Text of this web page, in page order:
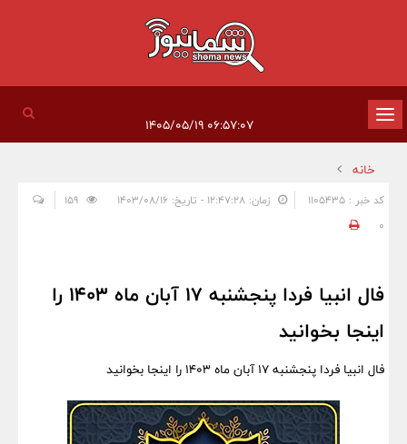
تغییر
وضعیت
ناوبری
خانه
کد خبر : 1105435 زمان: ۱۲:۴۷:۲۸ - تاریخ: ۱۴۰۳/۰۸/۱۶
0
فال انبیا فردا پنجشنبه 17 آبان ماه 1403 را
اینجا بخوانید
فال انبیا فردا پنجشنبه 17 آبان ماه 1403 را اینجا بخوانید